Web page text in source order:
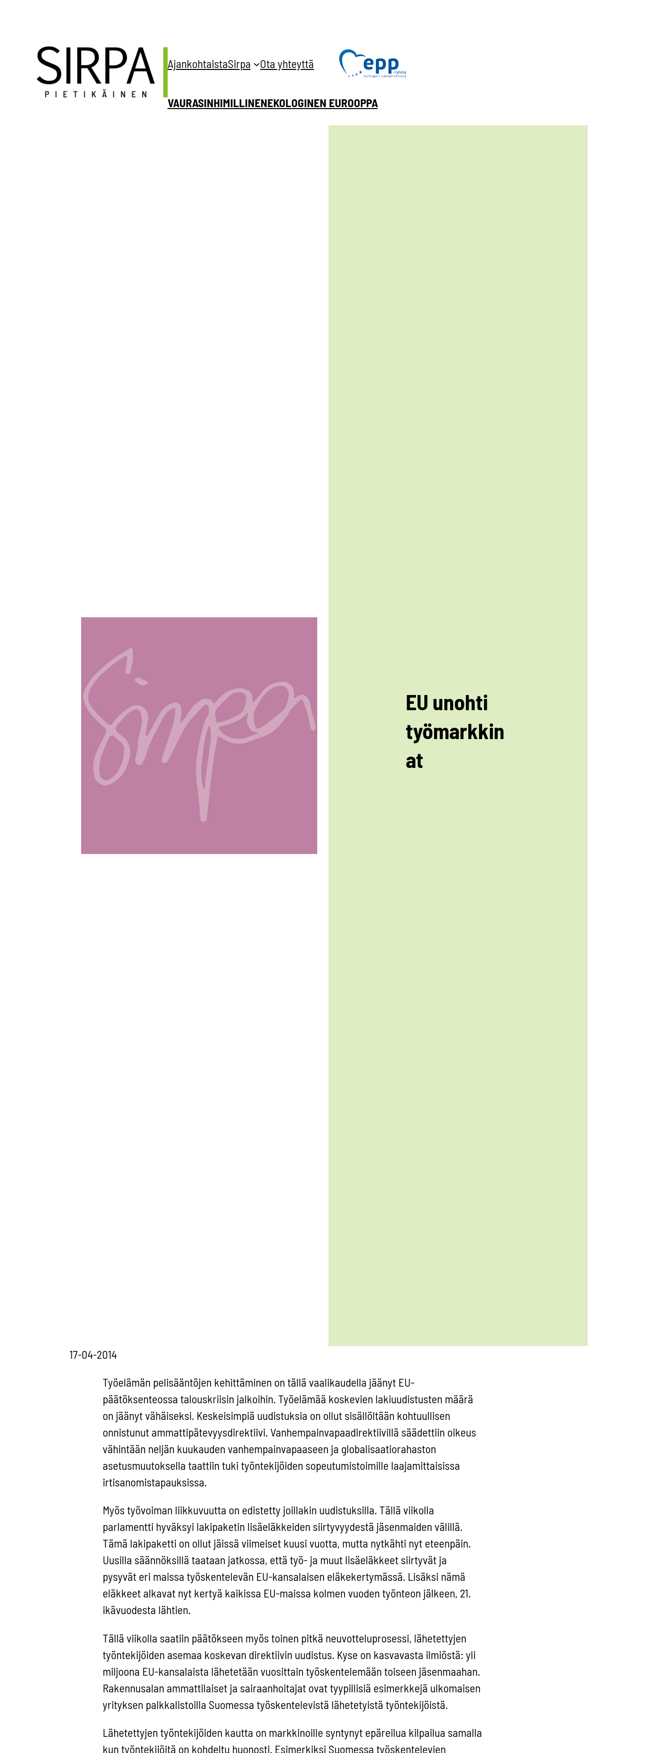
AjankohtaistaSirpa Ota yhteyttä
VAURASINHIMILLINENEKOLOGINEN EUROOPPA
EU unohti
työmarkkin
at
17-04-2014
Työelämän pelisääntöjen kehittäminen on tällä vaalikaudella jäänyt EU-
päätöksenteossa talouskriisin jalkoihin. Työelämää koskevien lakiuudistusten määrä
on jäänyt vähäiseksi. Keskeisimpiä uudistuksia on ollut sisällöltään kohtuullisen
onnistunut ammattipätevyysdirektiivi. Vanhempainvapaadirektiivillä säädettiin oikeus
vähintään neljän kuukauden vanhempainvapaaseen ja globalisaatiorahaston
asetusmuutoksella taattiin tuki työntekijöiden sopeutumistoimille laajamittaisissa
irtisanomistapauksissa.
Myös työvoiman liikkuvuutta on edistetty joillakin uudistuksilla. Tällä viikolla
parlamentti hyväksyi lakipaketin lisäeläkkeiden siirtyvyydestä jäsenmaiden välillä.
Tämä lakipaketti on ollut jäissä viimeiset kuusi vuotta, mutta nytkähti nyt eteenpäin.
Uusilla säännöksillä taataan jatkossa, että työ- ja muut lisäeläkkeet siirtyvät ja
pysyvät eri maissa työskentelevän EU-kansalaisen eläkekertymässä. Lisäksi nämä
eläkkeet alkavat nyt kertyä kaikissa EU-maissa kolmen vuoden työnteon jälkeen, 21.
ikävuodesta lähtien.
Tällä viikolla saatiin päätökseen myös toinen pitkä neuvotteluprosessi, lähetettyjen
työntekijöiden asemaa koskevan direktiivin uudistus. Kyse on kasvavasta ilmiöstä: yli
miljoona EU-kansalaista lähetetään vuosittain työskentelemään toiseen jäsenmaahan.
Rakennusalan ammattilaiset ja sairaanhoitajat ovat tyypillisiä esimerkkejä ulkomaisen
yrityksen palkkalistoilla Suomessa työskentelevistä lähetetyistä työntekijöistä.
Lähetettyjen työntekijöiden kautta on markkinoille syntynyt epäreilua kilpailua samalla
kun työntekijöitä on kohdeltu huonosti. Esimerkiksi Suomessa työskentelevien